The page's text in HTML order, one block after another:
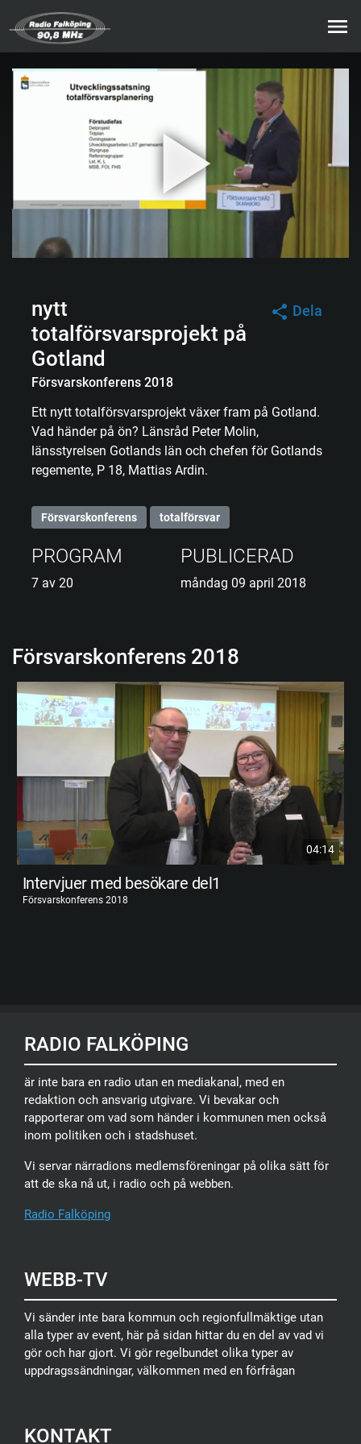
Dela
nytt
totalförsvarsprojekt på
Gotland
Försvarskonferens 2018
Ett nytt totalförsvarsprojekt växer fram på Gotland.
Vad händer på ön? Länsråd Peter Molin,
länsstyrelsen Gotlands län och chefen för Gotlands
regemente, P 18, Mattias Ardin.
Försvarskonferens totalförsvar
PROGRAM
7 av 20
PUBLICERAD
måndag 09 april 2018
Försvarskonferens 2018
04:14
Intervjuer med besökare del1
Försvarskonferens 2018
RADIO FALKÖPING
är inte bara en radio utan en mediakanal, med en
redaktion och ansvarig utgivare. Vi bevakar och
rapporterar om vad som händer i kommunen men också
inom politiken och i stadshuset.
Vi servar närradions medlemsföreningar på olika sätt för
att de ska nå ut, i radio och på webben.
Radio Falköping
WEBB-TV
Vi sänder inte bara kommun och regionfullmäktige utan
alla typer av event, här på sidan hittar du en del av vad vi
gör och har gjort. Vi gör regelbundet olika typer av
uppdragssändningar, välkommen med en förfrågan
KONTAKT